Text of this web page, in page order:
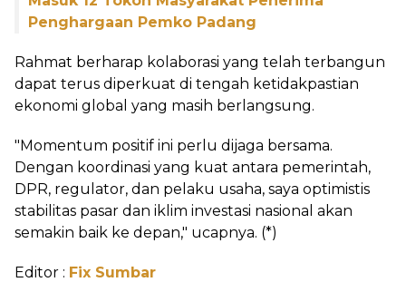
Penghargaan Pemko Padang
Rahmat berharap kolaborasi yang telah terbangun
dapat terus diperkuat di tengah ketidakpastian
ekonomi global yang masih berlangsung.
"Momentum positif ini perlu dijaga bersama.
Dengan koordinasi yang kuat antara pemerintah,
DPR, regulator, dan pelaku usaha, saya optimistis
stabilitas pasar dan iklim investasi nasional akan
semakin baik ke depan," ucapnya. (*)
Editor : Fix Sumbar